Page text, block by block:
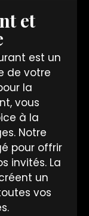
et
est un
de votre
la
vous
à la
Notre
pour offrir
invités. La
un
vos